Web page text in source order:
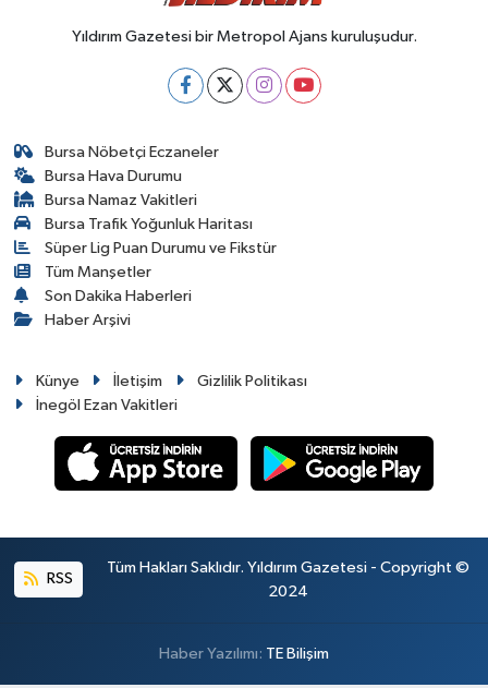
Yıldırım Gazetesi bir Metropol Ajans kuruluşudur.
Bursa Nöbetçi Eczaneler
Bursa Hava Durumu
Bursa Namaz Vakitleri
Bursa Trafik Yoğunluk Haritası
Süper Lig Puan Durumu ve Fikstür
Tüm Manşetler
Son Dakika Haberleri
Haber Arşivi
Künye İletişim
Gizlilik Politikası
İnegöl Ezan Vakitleri
RSS
Tüm Hakları Saklıdır. Yıldırım Gazetesi - Copyright ©
2024
Haber Yazılımı: TE Bilişim